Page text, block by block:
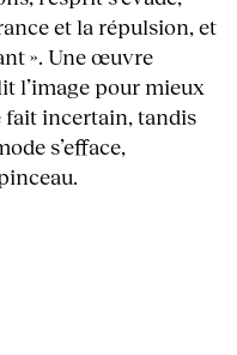
et la répulsion, et
». Une œuvre
l’image pour mieux
fait incertain, tandis
s’efface,